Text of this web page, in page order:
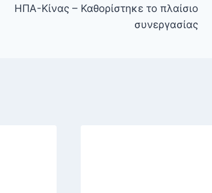
ΗΠΑ-Κίνας – Καθορίστηκε το πλαίσιο
συνεργασίας